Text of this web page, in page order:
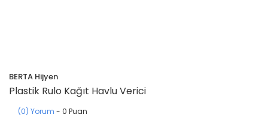
BERTA Hijyen
Plastik Rulo Kağıt Havlu Verici
(0) Yorum - 0 Puan